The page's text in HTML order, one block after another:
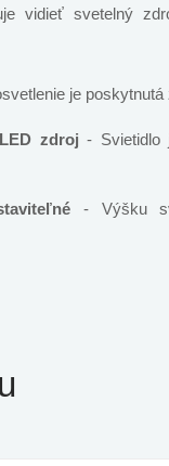
vidieť svetelný
je
zdroj - Svietidlo
- Výšku